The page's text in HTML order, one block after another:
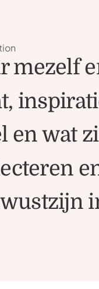
mezelf
en wat